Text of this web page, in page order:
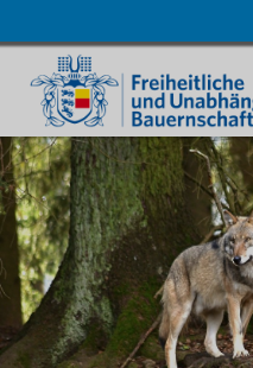
Navigation
überspringen